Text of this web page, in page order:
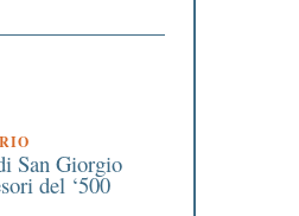
San Giorgio
del ‘500